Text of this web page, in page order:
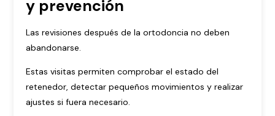
y prevención
Las revisiones después de la ortodoncia no deben
abandonarse.
Estas visitas permiten comprobar el estado del
retenedor, detectar pequeños movimientos y realizar
ajustes si fuera necesario.